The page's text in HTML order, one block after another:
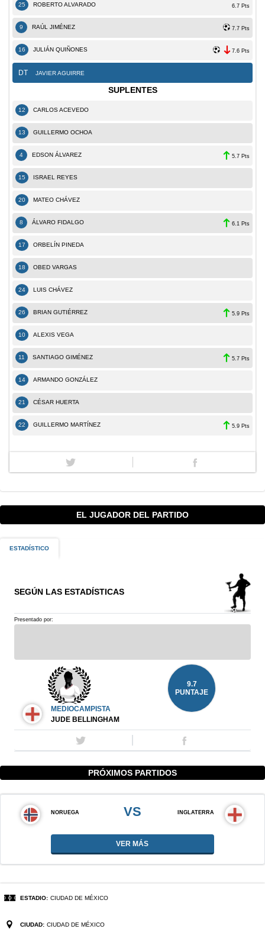
25 ROBERTO ALVARADO 6.7 Pts
9 RAÚL JIMÉNEZ 7.7 Pts
16 JULIÁN QUIÑONES 7.6 Pts
DT JAVIER AGUIRRE
SUPLENTES
12 CARLOS ACEVEDO
13 GUILLERMO OCHOA
4 EDSON ÁLVAREZ 5.7 Pts
15 ISRAEL REYES
20 MATEO CHÁVEZ
8 ÁLVARO FIDALGO 6.1 Pts
17 ORBELÍ­N PINEDA
18 OBED VARGAS
24 LUIS CHÁVEZ
26 BRIAN GUTIÉRREZ 5.9 Pts
10 ALEXIS VEGA
11 SANTIAGO GIMÉNEZ 5.7 Pts
14 ARMANDO GONZÁLEZ
21 CÉSAR HUERTA
22 GUILLERMO MARTÍNEZ 5.9 Pts
EL JUGADOR DEL PARTIDO
ESTADÍSTICO
SEGÚN LAS ESTADÍSTICAS
Presentado por:
MEDIOCAMPISTA
JUDE BELLINGHAM
9.7
PUNTAJE
PRÓXIMOS PARTIDOS
NORUEGA VS INGLATERRA
VER MÁS
ESTADIO: CIUDAD DE MÉXICO
CIUDAD: CIUDAD DE MÉXICO